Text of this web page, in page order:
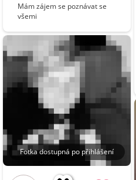
Mám zájem se poznávat se
všemi
Fotka dostupná po přihlášení